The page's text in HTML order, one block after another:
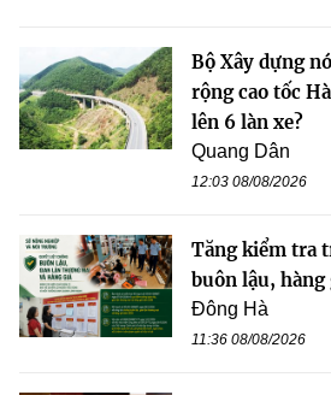
Bộ Xây dựng
rộng cao tốc
lên 6 làn xe?
Quang Dân
12:03 08/08/2026
Tăng kiểm tra
buôn lậu, hàng
Đông Hà
11:36 08/08/2026